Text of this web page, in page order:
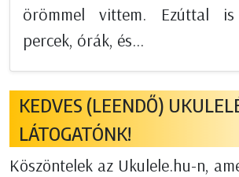
örömmel vittem. Ezúttal
percek, órák, és...
KEDVES (LEENDŐ)
LÁTOGATÓNK!
Köszöntelek az Ukulele.hu-n,